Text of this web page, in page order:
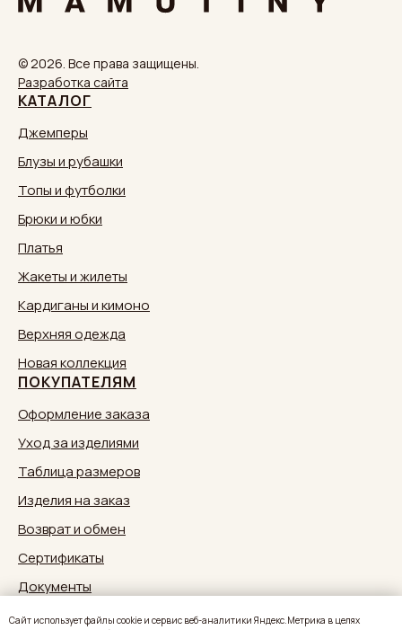
Caйт иcпoльзуeт фaйлы cookie и cepвиc вeб-aнaлитики Яндeкc.Мeтpикa в целях
© 2026. Все права защищены.
Разработка сайта
КАТАЛОГ
Джемперы
Блузы и рубашки
Топы и футболки
Брюки и юбки
Платья
Жакеты и жилеты
Кардиганы и кимоно
Верхняя одежда
Новая коллекция
ПОКУПАТЕЛЯМ
Оформление заказа
Уход за изделиями
Таблица размеров
Изделия на заказ
Возврат и обмен
Сертификаты
Документы
Обратная связь:zakaz@sestrymamutiny.ru